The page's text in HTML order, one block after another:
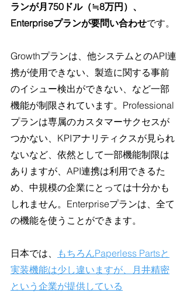
ランが月750ドル（≒8万円）、
Enterpriseプランが要問い合わせです。
Growthプランは、他システムとのAPI連
携が使用できない、製造に関する事前
のイシュー検出ができない、など一部
機能が制限されています。Professional
プランは専属のカスタマーサクセスが
つかない、KPIアナリティクスが見られ
ないなど、依然として一部機能制限は
ありますが、API連携は利用できるた
め、中規模の企業にとっては十分かも
しれません。Enterpriseプランは、全て
の機能を使うことができます。
日本では、
もちろんPaperless Partsと
実装機能は少し違いますが、月井精密
という企業が提供している